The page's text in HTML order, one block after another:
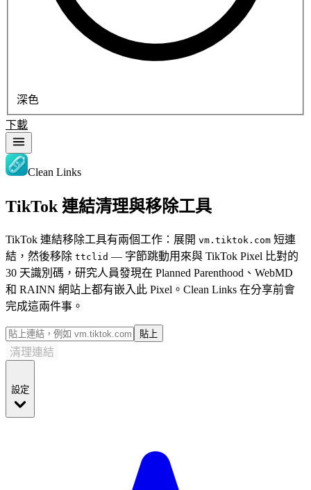
深色
下載
Clean Links
TikTok 連結清理與移除工具
TikTok 連結移除工具有兩個工作：展開 vm.tiktok.com 短連
結，然後移除 ttclid — 字節跳動用來與 TikTok Pixel 比對的
30 天識別碼，研究人員發現在 Planned Parenthood、WebMD
和 RAINN 網站上都有嵌入此 Pixel。Clean Links 在分享前會
完成這兩件事。
貼上
清理連結
設定